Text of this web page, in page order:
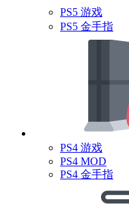
PS5 游戏
PS5 金手指
PS4 游戏
PS4 MOD
PS4 金手指